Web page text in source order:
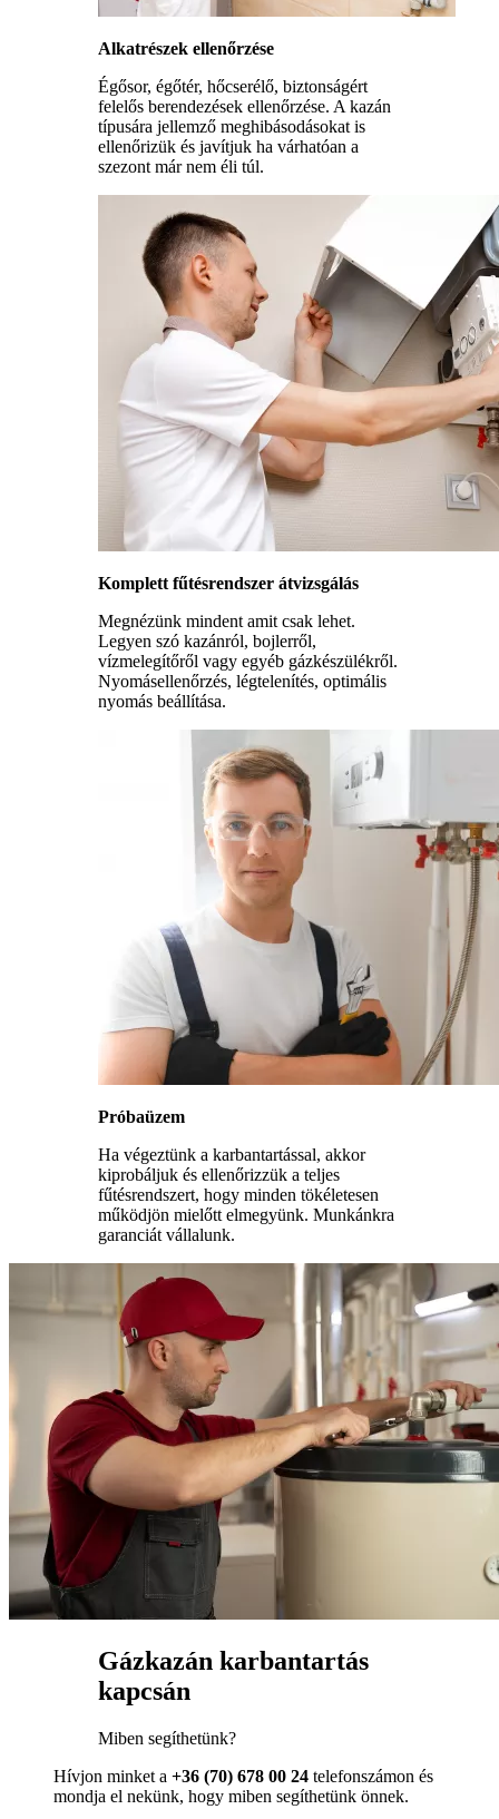
Alkatrészek ellenőrzése
Égősor, égőtér, hőcserélő, biztonságért
felelős berendezések ellenőrzése. A kazán
típusára jellemző meghibásodásokat is
ellenőrizük és javítjuk ha várhatóan a
szezont már nem éli túl.
Komplett fűtésrendszer átvizsgálás
Megnézünk mindent amit csak lehet.
Legyen szó kazánról, bojlerről,
vízmelegítőről vagy egyéb gázkészülékről.
Nyomásellenőrzés, légtelenítés, optimális
nyomás beállítása.
Próbaüzem
Ha végeztünk a karbantartással, akkor
kiprobáljuk és ellenőrizzük a teljes
fűtésrendszert, hogy minden tökéletesen
működjön mielőtt elmegyünk. Munkánkra
garanciát vállalunk.
Gázkazán karbantartás
kapcsán
Miben segíthetünk?
Hívjon minket a +36 (70) 678 00 24 telefonszámon és
mondja el nekünk, hogy miben segíthetünk önnek.